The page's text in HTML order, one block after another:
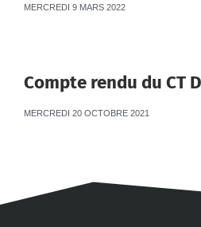
MERCREDI 9 MARS 2022
Compte rendu du CT
MERCREDI 20 OCTOBRE 2021